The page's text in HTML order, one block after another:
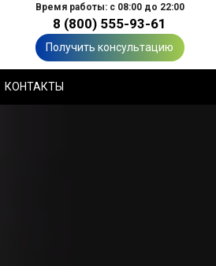
Время работы: с 08:00 до 22:00
8 (800) 555-93-61
Получить консультацию
КОНТАКТЫ